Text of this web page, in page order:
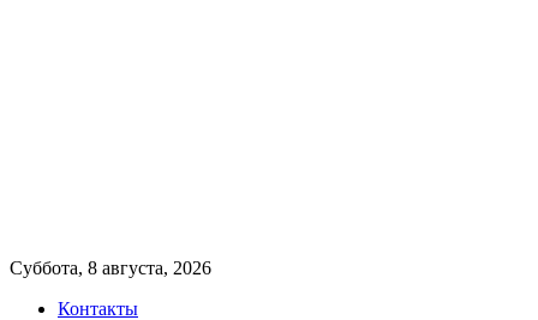
Суббота, 8 августа, 2026
Контакты